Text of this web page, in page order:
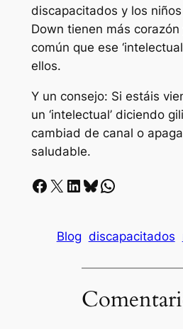
discapacitados y los
Down tienen más
común que ese
ellos.
Y un consejo: Si estáis
un ‘intelectual’ diciendo
cambiad de canal o
saludable.
Facebook X LinkedIn Bluesky Whatsapp
Blog discapacitados